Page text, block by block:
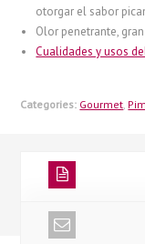
otorgar el sabor
Olor penetrante,
Cualidades y usos
Categories: Gourmet